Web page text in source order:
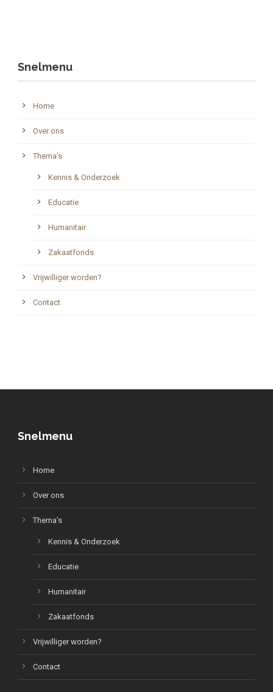
Snelmenu
Home
Over ons
Thema’s
Kennis & Onderzoek
Educatie
Humanitair
Zakaatfonds
Vrijwilliger worden?
Contact
Snelmenu
Home
Over ons
Thema’s
Kennis & Onderzoek
Educatie
Humanitair
Zakaatfonds
Vrijwilliger worden?
Contact